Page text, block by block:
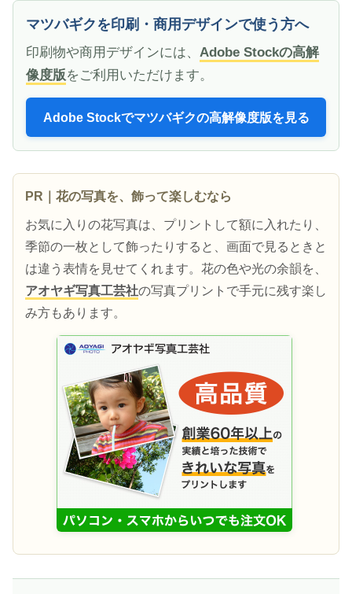
マツバギクを印刷・商用デザインで使う方へ
印刷物や商用デザインには、 Adobe Stockの高解
像度版をご利用いただけます。
Adobe Stockでマツバギクの高解像度版を見る
PR｜花の写真を、飾って楽しむなら
お気に入りの花写真は、プリントして額に入れたり、
季節の一枚として飾ったりすると、画面で見るときと
は違う表情を見せてくれます。花の色や光の余韻を、
アオヤギ写真工芸社の写真プリントで手元に残す楽し
み方もあります。